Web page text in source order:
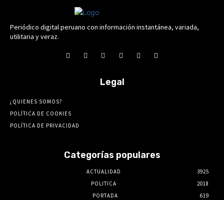
Periódico digital peruano con información instantánea, variada,
utilitaria y veraz.
Legal
¿QUIENES SOMOS?
POLÍTICA DE COOKIES
POLÍTICA DE PRIVACIDAD
Categorías populares
ACTUALIDAD
3925
POLITICA
2018
PORTADA
619